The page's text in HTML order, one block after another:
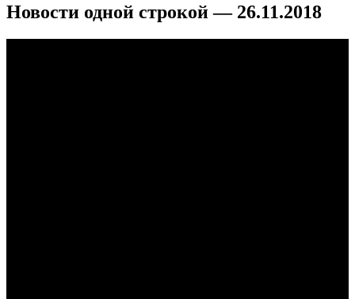
Новости одной строкой — 26.11.2018